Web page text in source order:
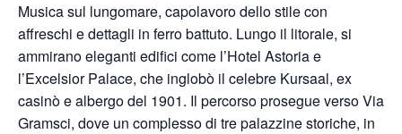
Musica sul lungomare, capolavoro dello stile con
affreschi e dettagli in ferro battuto. Lungo il litorale, si
ammirano eleganti edifici come l’Hotel Astoria e
l’Excelsior Palace, che inglobò il celebre Kursaal, ex
casinò e albergo del 1901. Il percorso prosegue verso Via
Gramsci, dove un complesso di tre palazzine storiche, in